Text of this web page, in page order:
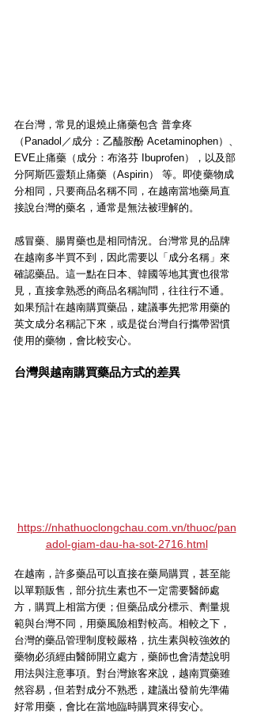
在台灣，常見的退燒止痛藥包含 普拿疼
（Panadol／成分：乙醯胺酚 Acetaminophen）、
EVE止痛藥（成分：布洛芬 Ibuprofen），以及部
分阿斯匹靈類止痛藥（Aspirin） 等。即使藥物成
分相同，只要商品名稱不同，在越南當地藥局直
接說台灣的藥名，通常是無法被理解的。
感冒藥、腸胃藥也是相同情況。台灣常見的品牌
在越南多半買不到，因此需要以「成分名稱」來
確認藥品。這一點在日本、韓國等地其實也很常
見，直接拿熟悉的商品名稱詢問，往往行不通。
如果預計在越南購買藥品，建議事先把常用藥的
英文成分名稱記下來，或是從台灣自行攜帶習慣
使用的藥物，會比較安心。
台灣與越南購買藥品方式的差異
https://nhathuoclongchau.com.vn/thuoc/pan
adol-giam-dau-ha-sot-2716.html
在越南，許多藥品可以直接在藥局購買，甚至能
以單顆販售，部分抗生素也不一定需要醫師處
方，購買上相當方便；但藥品成分標示、劑量規
範與台灣不同，用藥風險相對較高。相較之下，
台灣的藥品管理制度較嚴格，抗生素與較強效的
藥物必須經由醫師開立處方，藥師也會清楚說明
用法與注意事項。對台灣旅客來說，越南買藥雖
然容易，但若對成分不熟悉，建議出發前先準備
好常用藥，會比在當地臨時購買來得安心。